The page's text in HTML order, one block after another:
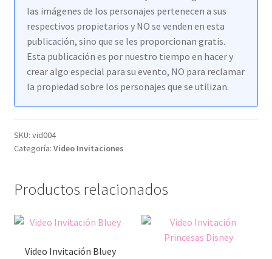
las imágenes de los personajes pertenecen a sus
respectivos propietarios y NO se venden en esta
publicación, sino que se les proporcionan gratis.
Esta publicación es por nuestro tiempo en hacer y
crear algo especial para su evento, NO para reclamar
la propiedad sobre los personajes que se utilizan.
SKU: vid004
Categoría: Video Invitaciones
Productos relacionados
Video Invitación Bluey